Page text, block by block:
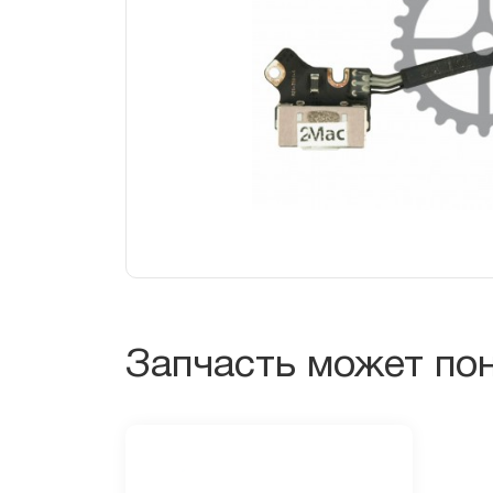
Запчасть может